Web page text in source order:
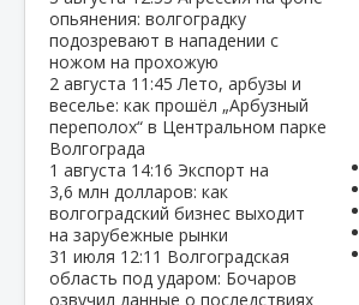
опьянения: волгоградку
подозревают в нападении с
ножом на прохожую
2 августа 11:45Лето, арбузы и
веселье: как прошёл „Арбузный
переполох“ в Центральном парке
Волгограда
1 августа 14:16 Экспорт на
3,6 млн долларов: как
волгоградский бизнес выходит
на зарубежные рынки
31 июля 12:11 Волгоградская
область под ударом: Бочаров
озвучил данные о последствиях